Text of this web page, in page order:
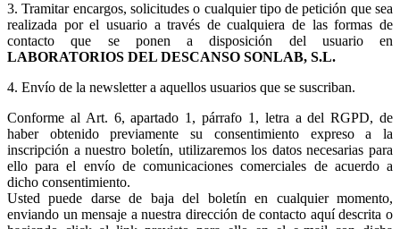
3.Tramitar encargos, solicitudes o cualquier tipo de petición que sea
realizada por el usuario a través de cualquiera de las formas de
contacto que se ponen a disposición del usuario en
LABORATORIOS DEL DESCANSO SONLAB, S.L.
4. Envío de la newsletter a aquellos usuarios que se suscriban.
Conforme al Art. 6, apartado 1, párrafo 1, letra a del RGPD, de
haber obtenido previamente su consentimiento expreso a la
inscripción a nuestro boletín, utilizaremos los datos necesarias para
ello para el envío de comunicaciones comerciales de acuerdo a
dicho consentimiento.
Usted puede darse de baja del boletín en cualquier momento,
enviando un mensaje a nuestra dirección de contacto aquí descrita o